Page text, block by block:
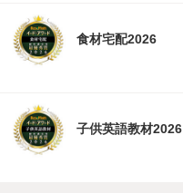
食材宅配2026
子供英語教材2026